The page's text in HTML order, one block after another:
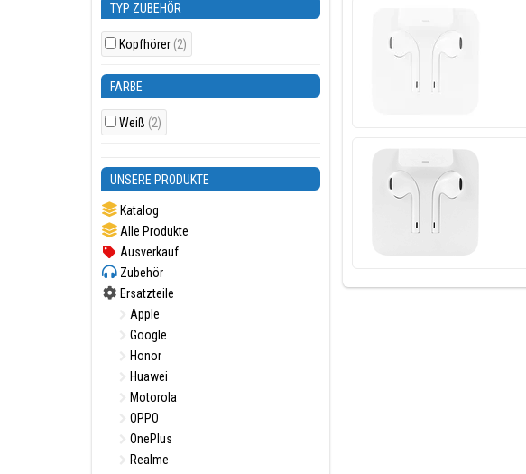
TYP ZUBEHÖR
Kopfhörer (2)
FARBE
Weiß (2)
UNSERE PRODUKTE
Katalog
Alle Produkte
Ausverkauf
Zubehör
Ersatzteile
Apple
Google
Honor
Huawei
Motorola
OPPO
OnePlus
Realme